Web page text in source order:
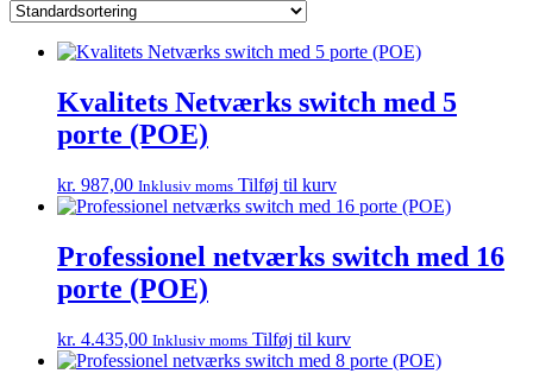
Kvalitets Netværks switch med 5
porte (POE)
kr. 987,00 Inklusiv moms Tilføj til kurv
Professionel netværks switch med 16
porte (POE)
kr. 4.435,00 Inklusiv moms Tilføj til kurv